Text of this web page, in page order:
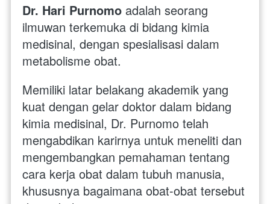
Dr. Hari Purnomo adalah seorang
ilmuwan terkemuka di bidang kimia
medisinal, dengan spesialisasi dalam
metabolisme obat.
Memiliki latar belakang akademik yang
kuat dengan gelar doktor dalam bidang
kimia medisinal, Dr. Purnomo telah
mengabdikan karirnya untuk meneliti dan
mengembangkan pemahaman tentang
cara kerja obat dalam tubuh manusia,
khususnya bagaimana obat-obat tersebut